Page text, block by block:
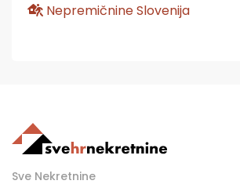
Nepremičnine Slovenija
Sve Nekretnine